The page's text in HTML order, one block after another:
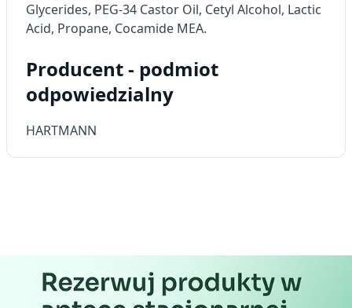
Glycerides, PEG-34 Castor Oil, Cetyl Alcohol, Lactic
Acid, Propane, Cocamide MEA.
Producent - podmiot
odpowiedzialny
HARTMANN
Wykorzystywanie ograniczonych danych do
wyboru treści
Użycie dokładnych danych
geolokalizacyjnych
aktywnie żądanych informacji
Cele przetwarzania inne niż IAB: